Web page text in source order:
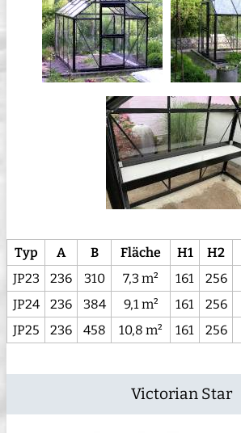
Typ A B Fläche H1 H2
JP23
236 310 7,3 m² 161 256
JP24
236 384 9,1 m² 161 256
JP25
236 458 10,8 m² 161 256
Victorian Star